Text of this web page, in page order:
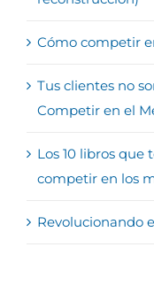
Cómo competir
Tus clientes no
Competir en el
Los 10 libros que
competir en los
Revolucionando